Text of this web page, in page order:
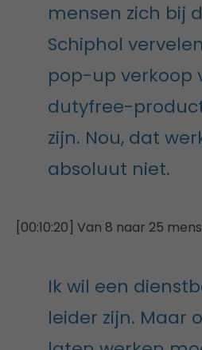
mensen zich bij
Schiphol
pop-up verkoop
dutyfree-
zijn. Nou, dat
absoluut niet.
[00:10:20] Van 8 naar 25
Ik wil een
leider zijn. Maar